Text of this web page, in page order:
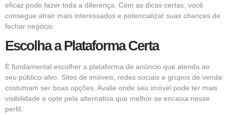
eficaz pode fazer toda a diferença. Com as dicas certas, você
consegue atrair mais interessados e potencializar suas chances de
fechar negócio.
Escolha a Plataforma Certa
É fundamental escolher a plataforma de anúncio que atenda ao
seu público-alvo. Sites de imóveis, redes sociais e grupos de venda
costumam ser boas opções. Avalie onde seu imóvel pode ter mais
visibilidade e opte pela alternativa que melhor se encaixa nesse
perfil.